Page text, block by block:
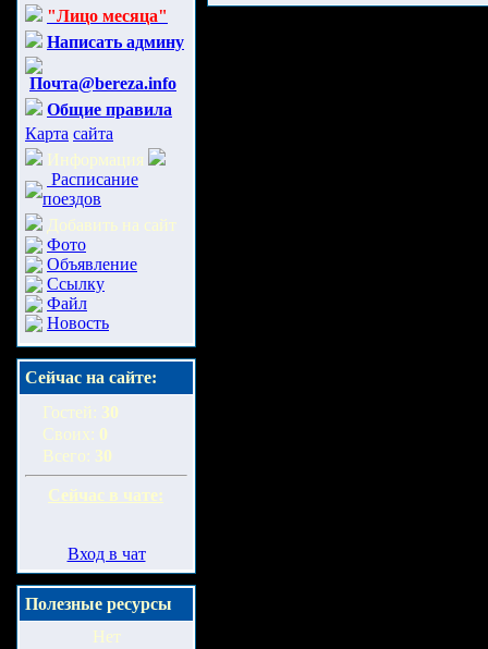
"Лицо месяца"
Написать админу
Почта@bereza.info
Общие правила
Карта сайта
Информация
Расписание
поездов
Добавить на сайт
Фото
Объявление
Ссылку
Файл
Новость
Сейчас на сайте:
Гостей: 30
Своих: 0
Всего: 30
Сейчас в чате:
Вход в чат
Полезные ресурсы
Нет